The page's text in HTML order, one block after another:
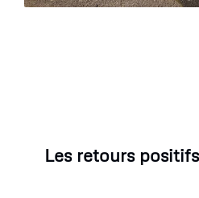
Les retours